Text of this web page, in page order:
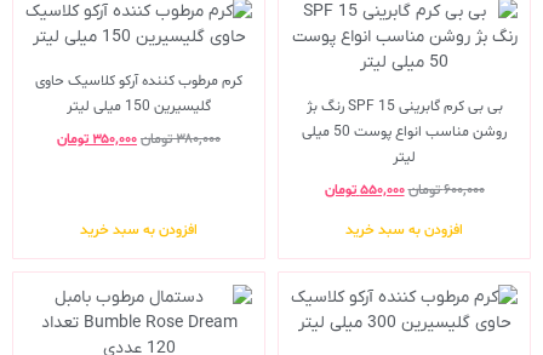
بی بی کرم گابرینی SPF 15 رنگ بژ
روشن مناسب انواع پوست 50 میلی
لیتر
۶۰۰,۰۰۰تومان۵۵۰,۰۰۰ تومان
افزودن به سبد خرید
کرم مرطوب کننده آرکو کلاسیک حاوی
گلیسیرین 150 میلی لیتر
۳۸۰,۰۰۰تومان۳۵۰,۰۰۰تومان
افزودن به سبد خرید